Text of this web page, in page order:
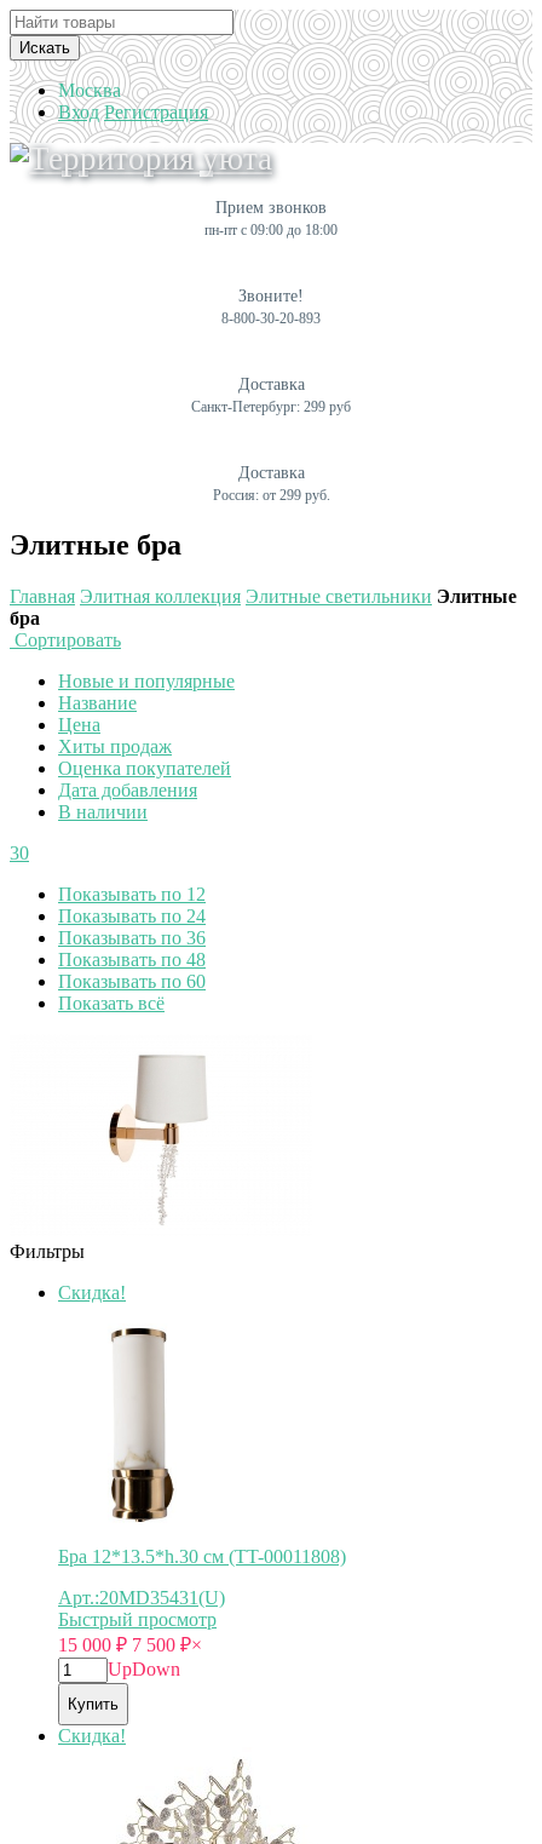
Искать
Москва
Вход Регистрация
Прием звонков
пн-пт с 09:00 до 18:00
Звоните!
8-800-30-20-893
Доставка
Санкт-Петербург: 299 руб
Доставка
Россия: от 299 руб.
Элитные бра
Главная Элитная коллекция Элитные светильники Элитные
бра
Сортировать
Новые и популярные
Название
Цена
Хиты продаж
Оценка покупателей
Дата добавления
В наличии
30
Показывать по 12
Показывать по 24
Показывать по 36
Показывать по 48
Показывать по 60
Показать всё
Фильтры
Скидка!
Бра 12*13.5*h.30 см (TT-00011808)
Арт.:20MD35431(U)
Быстрый просмотр
15 000 ₽ 7 500 ₽×
UpDown
Купить
Скидка!